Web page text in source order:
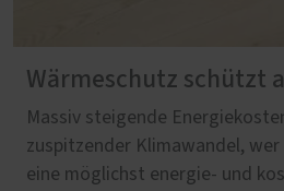
Wärmeschutz schützt
Massiv steigende
zuspitzender Klimawandel,
eine möglichst energie- und